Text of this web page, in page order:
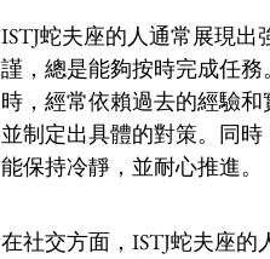
ISTJ蛇夫座的人通常展現
謹，總是能夠按時完成任
時，經常依賴過去的經驗
並制定出具體的對策。同
能保持冷靜，並耐心推進。
在社交方面，ISTJ蛇夫座